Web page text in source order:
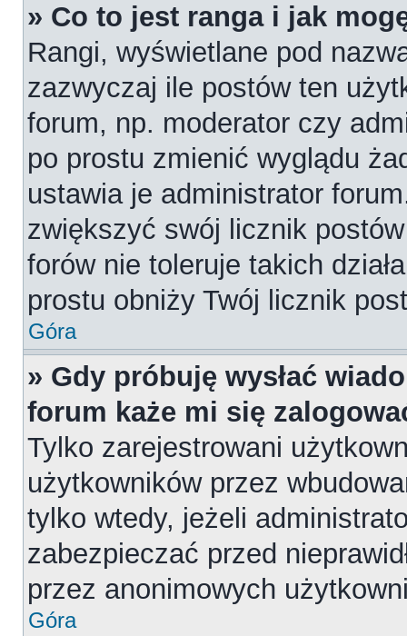
» Co to jest ranga i jak
Rangi, wyświetlane pod
zazwyczaj ile postów ten
forum, np. moderator czy
po prostu zmienić wyglądu
ustawia je administrator
zwiększyć swój licznik
forów nie toleruje takich
prostu obniży Twój licznik
Góra
» Gdy próbuję wysłać
forum każe mi się
Tylko zarejestrowani
użytkowników przez
tylko wtedy, jeżeli
zabezpieczać przed
przez anonimowych
Góra